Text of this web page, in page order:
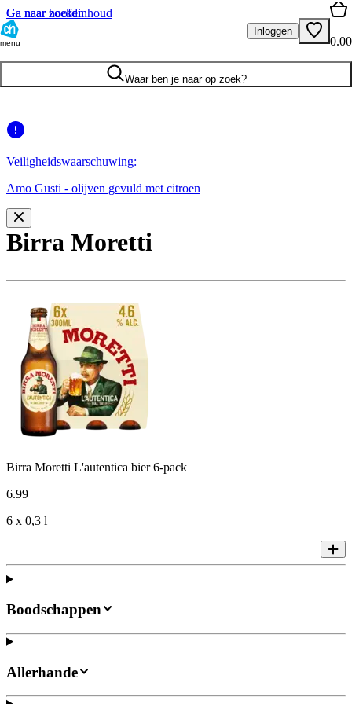
Ga naar hoofdinhoud
Ga naar zoeken
menu
Inloggen
0.00
Waar ben je naar op zoek?
Veiligheidswaarschuwing:
Amo Gusti - olijven gevuld met citroen
Birra Moretti
Birra Moretti L'autentica bier 6-pack
6.99
6 x 0,3 l
Boodschappen
Allerhande